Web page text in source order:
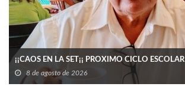
¡¡CAOS EN LA SET¡¡ PROXIMO CICLO ESCOLAR
8 de agosto de 2026